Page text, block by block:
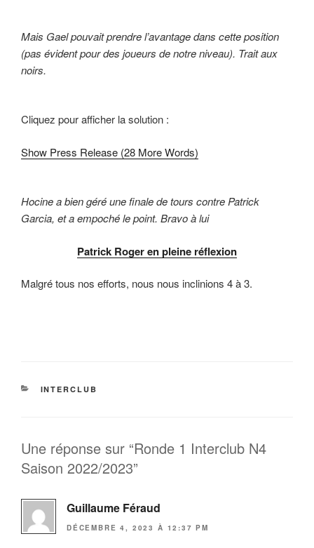
Mais Gael pouvait prendre l’avantage dans cette position
(pas évident pour des joueurs de notre niveau). Trait aux
noirs.
Cliquez pour afficher la solution :
Show Press Release (28 More Words)
Hocine a bien géré une finale de tours contre Patrick
Garcia, et a empoché le point. Bravo à lui
Patrick Roger en pleine réflexion
Malgré tous nos efforts, nous nous inclinions 4 à 3.
CATÉGORIES
INTERCLUB
Une réponse sur “Ronde 1 Interclub N4
Saison 2022/2023”
Guillaume Féraud
DÉCEMBRE 4, 2023 À 12:37 PM